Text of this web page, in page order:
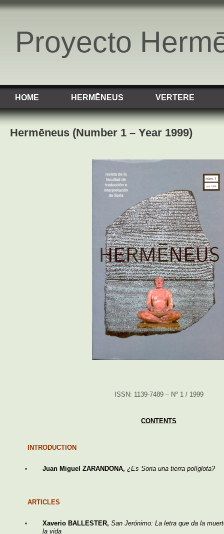
Proyecto
HOME HERMĒNEUS VERTERE
Hermēneus (Number 1 – Year 1999)
ISSN: 1139-7489 – Nº 1 / 1999
CONTENTS
INTRODUCTION
Juan Miguel ZARANDONA, ¿Es Soria una tierra políglota?
ARTICLES
Xaverio BALLESTER, San Jerónimo: La letra que da la
la vida